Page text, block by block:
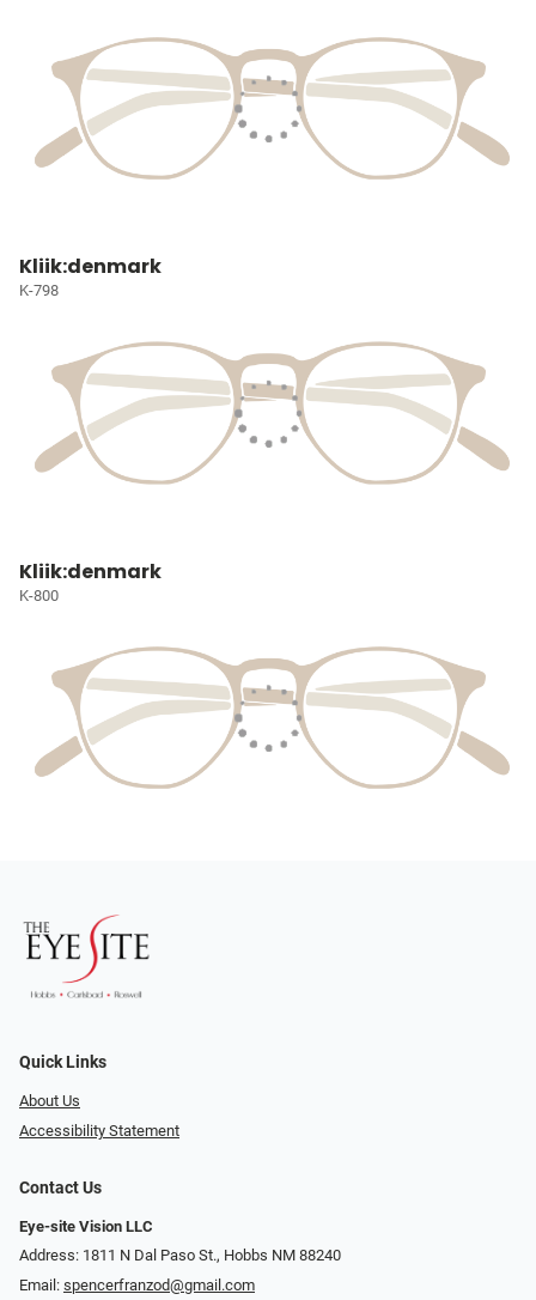
Kliik:denmark
K-798
Kliik:denmark
K-800
Quick Links
About Us
Accessibility Statement
Contact Us
Eye-site Vision LLC
Address: 1811 N Dal Paso St., Hobbs NM 88240
Email: spencerfranzod@gmail.com